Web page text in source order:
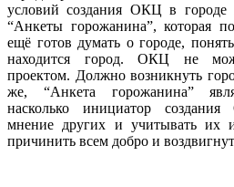
условий создания ОКЦ в городе
“Анкеты горожанина”, которая
ещё готов думать о городе,
находится город. ОКЦ не
проектом. Должно возникнуть
же, “Анкета горожанина”
насколько инициатор
мнение других и учитывать их
причинить всем добро и